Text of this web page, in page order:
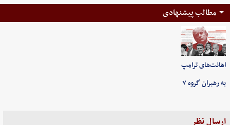
مطالب پیشنهادی
اهانت‌های ترامپ
به رهبران گروه ۷
ارسال نظر